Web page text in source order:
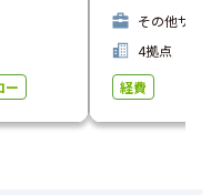
ー
その他サー
4拠点
経費